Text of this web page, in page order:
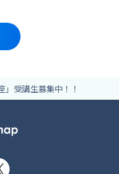
」受講生募集中！！